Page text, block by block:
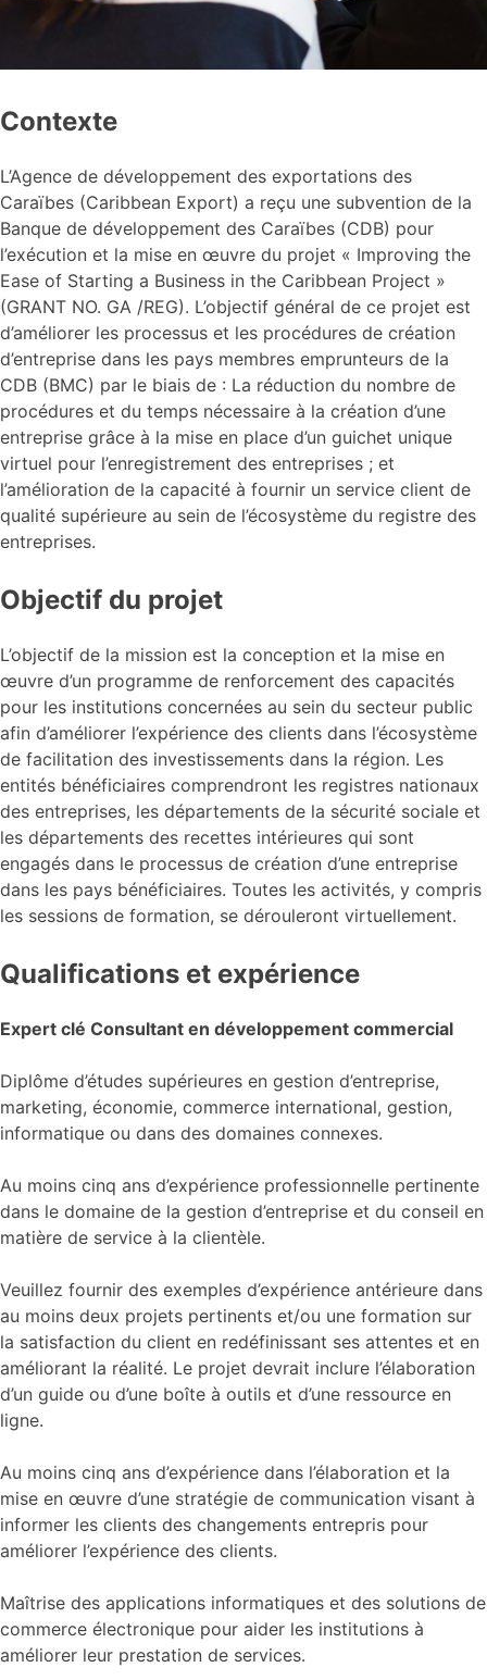
Contexte
L’Agence de développement des exportations des
Caraïbes (Caribbean Export) a reçu une subvention de la
Banque de développement des Caraïbes (CDB) pour
l’exécution et la mise en œuvre du projet « Improving the
Ease of Starting a Business in the Caribbean Project »
(GRANT NO. GA /REG). L’objectif général de ce projet est
d’améliorer les processus et les procédures de création
d’entreprise dans les pays membres emprunteurs de la
CDB (BMC) par le biais de : La réduction du nombre de
procédures et du temps nécessaire à la création d’une
entreprise grâce à la mise en place d’un guichet unique
virtuel pour l’enregistrement des entreprises ; et
l’amélioration de la capacité à fournir un service client de
qualité supérieure au sein de l’écosystème du registre des
entreprises.
Objectif du projet
L’objectif de la mission est la conception et la mise en
œuvre d’un programme de renforcement des capacités
pour les institutions concernées au sein du secteur public
afin d’améliorer l’expérience des clients dans l’écosystème
de facilitation des investissements dans la région. Les
entités bénéficiaires comprendront les registres nationaux
des entreprises, les départements de la sécurité sociale et
les départements des recettes intérieures qui sont
engagés dans le processus de création d’une entreprise
dans les pays bénéficiaires. Toutes les activités, y compris
les sessions de formation, se dérouleront virtuellement.
Qualifications et expérience
Expert clé Consultant en développement commercial
Diplôme d’études supérieures en gestion d’entreprise,
marketing, économie, commerce international, gestion,
informatique ou dans des domaines connexes.
Au moins cinq ans d’expérience professionnelle pertinente
dans le domaine de la gestion d’entreprise et du conseil en
matière de service à la clientèle.
Veuillez fournir des exemples d’expérience antérieure dans
au moins deux projets pertinents et/ou une formation sur
la satisfaction du client en redéfinissant ses attentes et en
améliorant la réalité. Le projet devrait inclure l’élaboration
d’un guide ou d’une boîte à outils et d’une ressource en
ligne.
Au moins cinq ans d’expérience dans l’élaboration et la
mise en œuvre d’une stratégie de communication visant à
informer les clients des changements entrepris pour
améliorer l’expérience des clients.
Maîtrise des applications informatiques et des solutions de
commerce électronique pour aider les institutions à
améliorer leur prestation de services.